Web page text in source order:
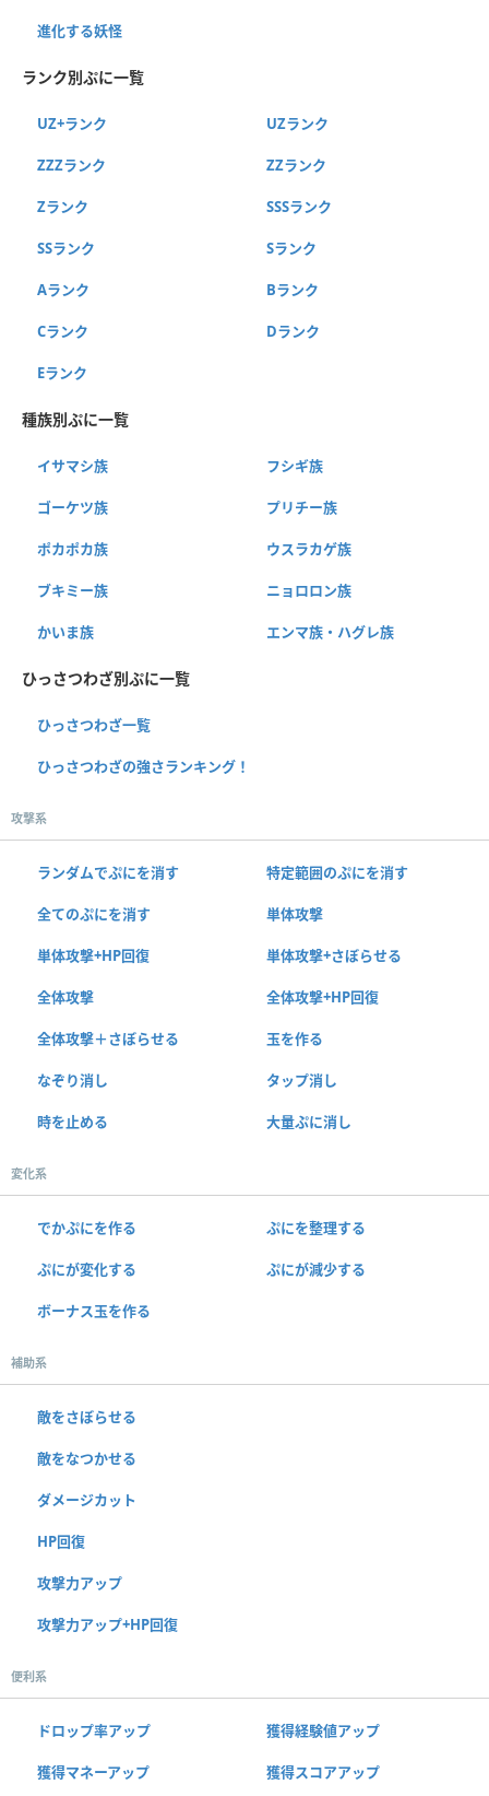
進化する妖怪
ランク別ぷに一覧
UZ+ランク UZランク
ZZZランク ZZランク
Zランク SSSランク
SSランク Sランク
Aランク Bランク
Cランク Dランク
Eランク
種族別ぷに一覧
イサマシ族 フシギ族
ゴーケツ族 プリチー族
ポカポカ族 ウスラカゲ族
ブキミー族 ニョロロン族
かいま族 エンマ族・ハグレ族
ひっさつわざ別ぷに一覧
ひっさつわざ一覧
ひっさつわざの強さランキング！
攻撃系
ランダムでぷにを消す 特定範囲のぷにを消す
全てのぷにを消す 単体攻撃
単体攻撃+HP回復 単体攻撃+さぼらせる
全体攻撃 全体攻撃+HP回復
全体攻撃＋さぼらせる 玉を作る
なぞり消し タップ消し
時を止める 大量ぷに消し
変化系
でかぷにを作る ぷにを整理する
ぷにが変化する ぷにが減少する
ボーナス玉を作る
補助系
敵をさぼらせる
敵をなつかせる
ダメージカット
HP回復
攻撃力アップ
攻撃力アップ+HP回復
便利系
ドロップ率アップ 獲得経験値アップ
獲得マネーアップ 獲得スコアアップ